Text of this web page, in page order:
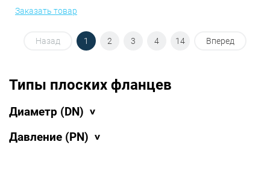
Заказать товар
Назад 1 2 3 4 14 Вперед
Типы плоских фланцев
Диаметр (DN)
Давление (PN)